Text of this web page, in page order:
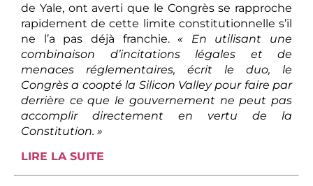
de Yale, ont averti que le Congrès se rapproche
rapidement de cette limite constitutionnelle s’il
ne l’a pas déjà franchie. « En utilisant une
combinaison d’incitations légales et de
menaces réglementaires, écrit le duo, le
Congrès a coopté la Silicon Valley pour faire par
derrière ce que le gouvernement ne peut pas
accomplir directement en vertu de la
Constitution. »
LIRE LA SUITE